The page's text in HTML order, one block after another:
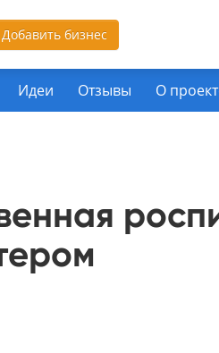
бизнес
Идеи Отзывы О